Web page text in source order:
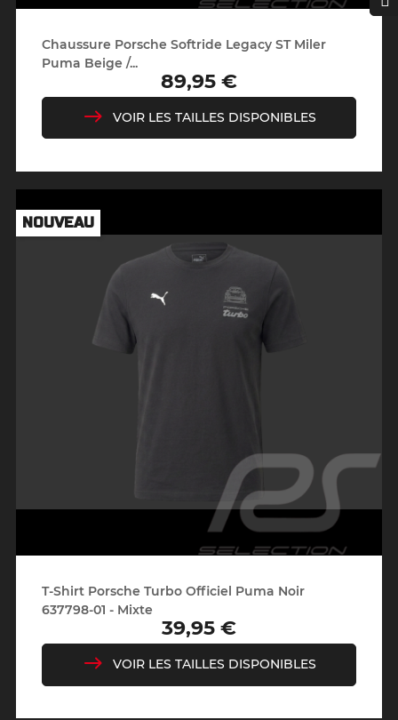
Chaussure Porsche Softride Legacy ST Miler
Puma Beige /...
Prix
89,95 €
VOIR LES TAILLES DISPONIBLES
T-Shirt Porsche Turbo Officiel Puma Noir
637798-01 - Mixte
Prix
39,95 €
VOIR LES TAILLES DISPONIBLES
NOUVEAU